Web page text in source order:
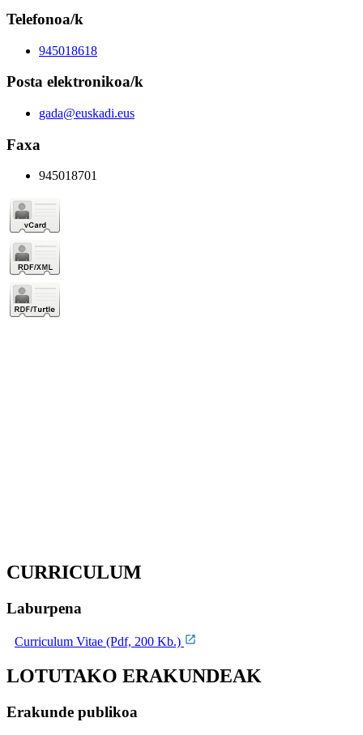
Telefonoa/k
945018618
Posta elektronikoa/k
gada@euskadi.eus
Faxa
945018701
CURRICULUM
Laburpena
Curriculum Vitae (Pdf, 200 Kb.)
LOTUTAKO ERAKUNDEAK
Erakunde publikoa